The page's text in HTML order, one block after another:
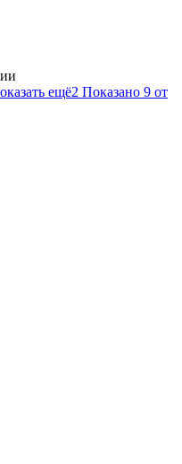
ещё2 Показано 9 от